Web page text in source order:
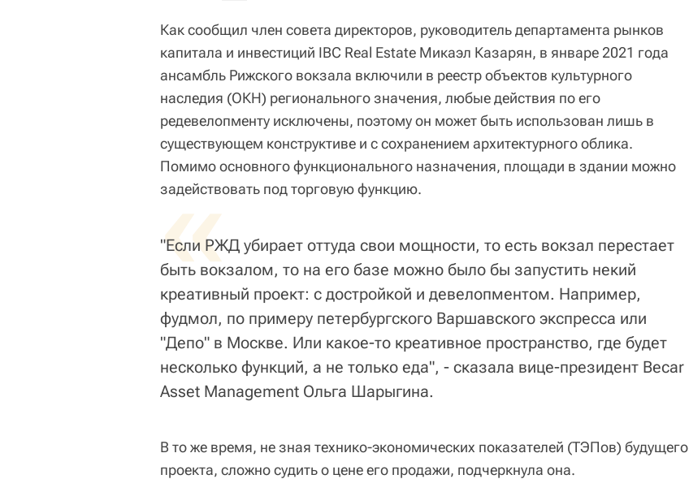
Как сообщил член совета директоров, руководитель департамента рынков
капитала и инвестиций IBC Real Estate Микаэл Казарян, в январе 2021 года
ансамбль Рижского вокзала включили в реестр объектов культурного
наследия (ОКН) регионального значения, любые действия по его
редевелопменту исключены, поэтому он может быть использован лишь в
существующем конструктиве и с сохранением архитектурного облика.
Помимо основного функционального назначения, площади в здании можно
задействовать под торговую функцию.
«
"Если РЖД убирает оттуда свои мощности, то есть вокзал перестает
быть вокзалом, то на его базе можно было бы запустить некий
креативный проект: с достройкой и девелопментом. Например,
фудмол, по примеру петербургского Варшавского экспресса или
"Депо" в Москве. Или какое-то креативное пространство, где будет
несколько функций, а не только еда", - сказала вице-президент Becar
Asset Management Ольга Шарыгина.
В то же время, не зная технико-экономических показателей (ТЭПов) будущего
проекта, сложно судить о цене его продажи, подчеркнула она.